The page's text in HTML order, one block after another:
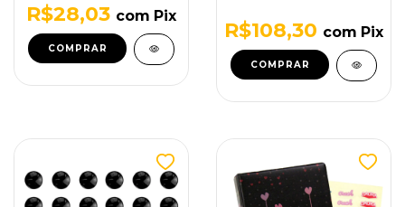
R$28,03 com Pix
R$108,30 com Pix